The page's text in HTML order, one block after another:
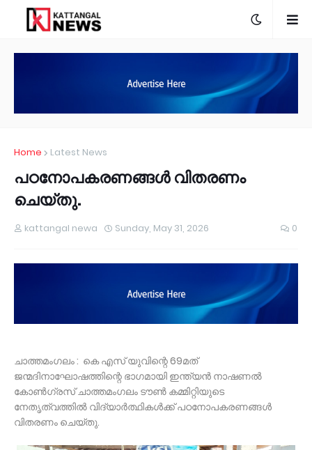
Home Latest News
പഠനോപകരണങ്ങൾ വിതരണം
ചെയ്തു.
kattangal newa Sunday, May 31, 2026 0
ചാത്തമംഗലം : കെ എസ് യുവിന്റെ 69മത്
ജന്മദിനാഘോഷത്തിന്റെ ഭാഗമായി ഇന്ത്യൻ നാഷണൽ
കോൺഗ്രസ് ചാത്തമംഗലം ടൗൺ കമ്മിറ്റിയുടെ
നേതൃത്വത്തിൽ വിദ്യാർത്ഥികൾക്ക് പഠനോപകരണങ്ങൾ
വിതരണം ചെയ്തു.